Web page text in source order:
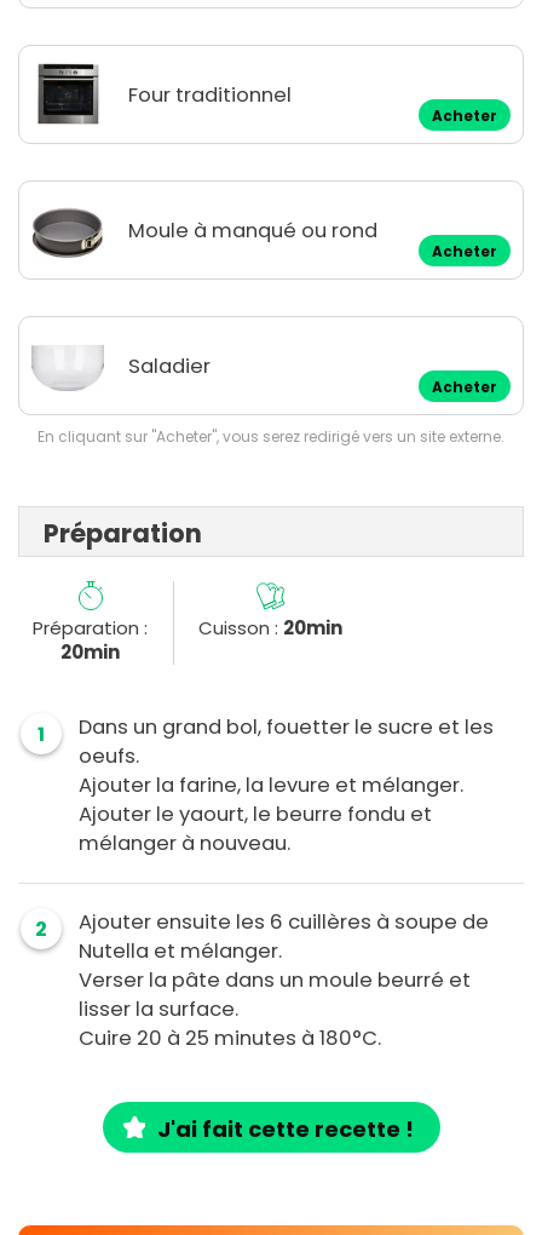
Four traditionnel
Acheter
Moule à manqué ou rond
Acheter
Saladier
Acheter
En cliquant sur "Acheter", vous serez redirigé vers un site externe.
Préparation
Préparation :
20min
Cuisson : 20min
1
Dans un grand bol, fouetter le sucre et les
oeufs.
Ajouter la farine, la levure et mélanger.
Ajouter le yaourt, le beurre fondu et
mélanger à nouveau.
2
Ajouter ensuite les 6 cuillères à soupe de
Nutella et mélanger.
Verser la pâte dans un moule beurré et
lisser la surface.
Cuire 20 à 25 minutes à 180°C.
J'ai fait cette recette !